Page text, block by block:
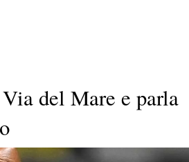
del Mare e parla